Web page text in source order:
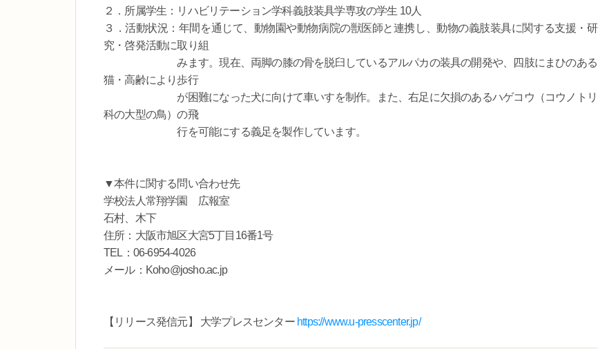
２．所属学生：リハビリテーション学科義肢装具学専攻の学生 10人
３．活動状況：年間を通じて、動物園や動物病院の獣医師と連携し、動物の義肢装具に関する支援・研
究・啓発活動に取り組
みます。現在、両脚の膝の骨を脱臼しているアルパカの装具の開発や、四肢にまひのある
猫・高齢により歩行
が困難になった犬に向けて車いすを制作。また、右足に欠損のあるハゲコウ（コウノトリ
科の大型の鳥）の飛
行を可能にする義足を製作しています。
▼本件に関する問い合わせ先
学校法人常翔学園 広報室
石村、木下
住所：大阪市旭区大宮5丁目16番1号
TEL：06-6954-4026
メール：Koho@josho.ac.jp
【リリース発信元】 大学プレスセンター https://www.u-presscenter.jp/